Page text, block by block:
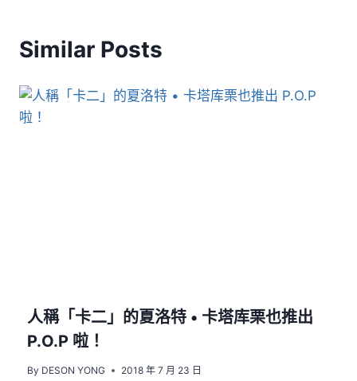
Similar Posts
人稱「卡二」的夏洛特 • 卡塔库栗也推出
P.O.P 啦！
By DESON YONG 2018 年 7 月 23 日